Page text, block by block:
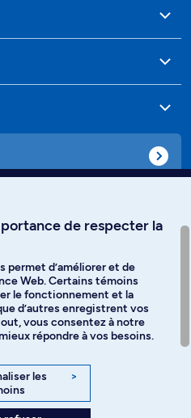
Instagram
YouTube
de respecter la
permet d’améliorer et de
Web. Certains témoins
le fonctionnement et la
d’autres enregistrent vos
vous consentez à notre
répondre à vos besoins.
les
>